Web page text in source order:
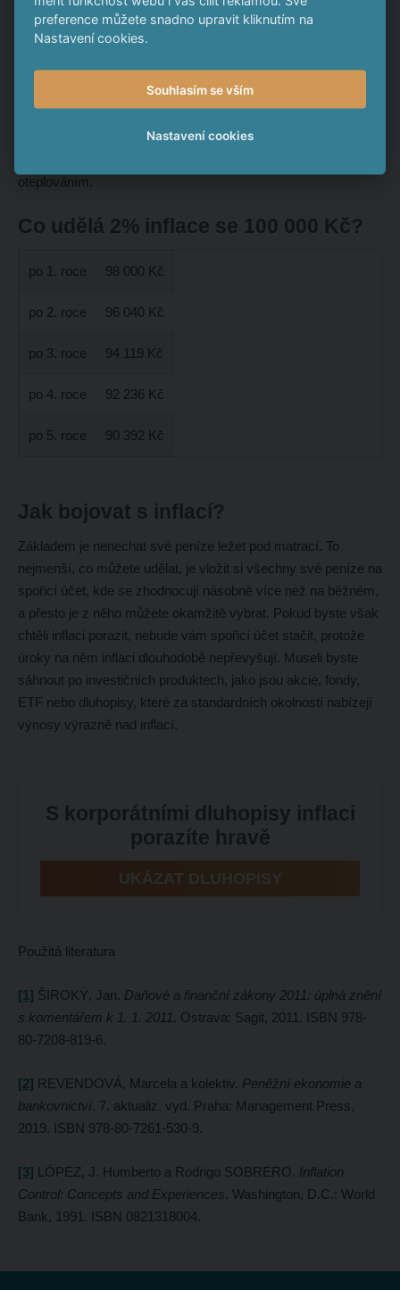
reálném životě nevšimli jejích nevýhod.
Nicméně dosažení dvouprocentní inflace bude prý rok od roku
těžší a těžší. Podle analytiků se totiž desítky let stanovený
inflační cíl už dále neshoduje s tím, jak se vyvíjí aktuální
především vypuknutí války v Evropě dost změnil a inflaci bude
oteplováním.
Co udělá 2% inflace se 100 000 Kč?
po 1. roce 98 000 Kč
po 2. roce 96 040 Kč
po 3. roce 94 119 Kč
po 4. roce 92 236 Kč
po 5. roce 90 392 Kč
Jak bojovat s inflací?
Základem je nenechat své peníze ležet pod matrací. To
nejmenší, co můžete udělat, je vložit si všechny své peníze na
spořicí účet, kde se zhodnocují násobně více než na běžném,
a přesto je z něho můžete okamžitě vybrat. Pokud byste však
chtěli inflaci porazit, nebude vám spořicí účet stačit, protože
úroky na něm inflaci dlouhodobě nepřevyšují. Museli byste
sáhnout po investičních produktech, jako jsou akcie, fondy,
ETF nebo dluhopisy, které za standardních okolností nabízejí
výnosy výrazně nad inflací.
S korporátními dluhopisy inflaci
porazíte hravě
UKÁZAT DLUHOPISY
Použitá literatura
[1] ŠIROKÝ, Jan. Daňové a finanční zákony 2011: úplná znění
s komentářem k 1. 1. 2011 . Ostrava: Sagit, 2011. ISBN 978-
80-7208-819-6.
[2] REVENDOVÁ, Marcela a kolektiv. Peněžní ekonomie a
bankovnictví. 7. aktualiz. vyd. Praha: Management Press,
2019. ISBN 978-80-7261-530-9.
[3] LÓPEZ, J. Humberto a Rodrigo SOBRERO. Inflation
Control: Concepts and Experiences. Washington, D.C.: World
Bank, 1991. ISBN 0821318004.
preference můžete snadno upravit kliknutím na
Nastavení cookies.
Souhlasím se vším
Nastavení cookies